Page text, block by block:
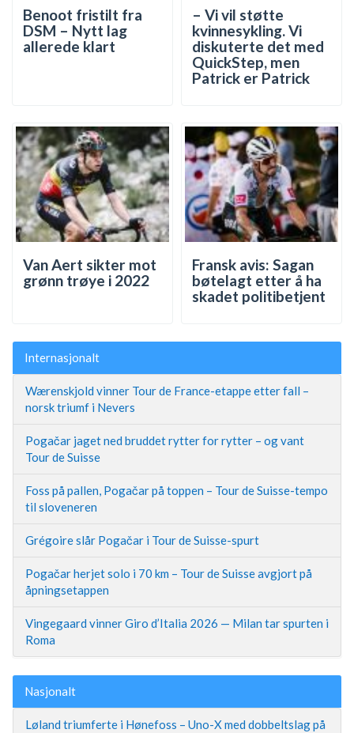
Benoot fristilt fra
DSM – Nytt lag
allerede klart
– Vi vil støtte
kvinnesykling. Vi
diskuterte det med
QuickStep, men
Patrick er Patrick
Van Aert sikter mot
grønn trøye i 2022
Fransk avis: Sagan
bøtelagt etter å ha
skadet politibetjent
Internasjonalt
Wærenskjold vinner Tour de France-etappe etter fall –
norsk triumf i Nevers
Pogačar jaget ned bruddet rytter for rytter – og vant
Tour de Suisse
Foss på pallen, Pogačar på toppen – Tour de Suisse-tempo
til sloveneren
Grégoire slår Pogačar i Tour de Suisse-spurt
Pogačar herjet solo i 70 km – Tour de Suisse avgjort på
åpningsetappen
Vingegaard vinner Giro d’Italia 2026 — Milan tar spurten i
Roma
Nasjonalt
Løland triumferte i Hønefoss – Uno-X med dobbeltslag på